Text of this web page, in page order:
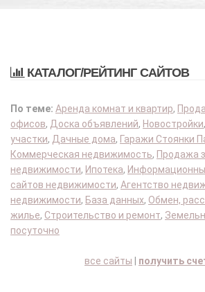
КАТАЛОГ/РЕЙТИНГ САЙТОВ
По теме: Аренда комнат и квартир,
офисов, Доска объявлений, Новостройки,
участки, Дачные дома, Гаражи Стоянки
Коммерческая недвижимость, Продажа
недвижимости, Ипотека,
сайтов недвижимости, Агентство
недвижимости, База данных, Обмен,
жилье, Строительство и ремонт,
посуточно
все сайты получить